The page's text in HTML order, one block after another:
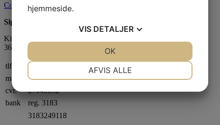
Continue reading →
Sipa Gruppen ApS
Kignæsbakken 10
3630 Jægerspris
tlf
+45 70270032
mail
sipa@sipa.dk
cvr.
27040632
bank
reg. 3183
3183249118
hjemmeside.
VIS DETALJER
MARKETING
AFVIS ALLE
OK